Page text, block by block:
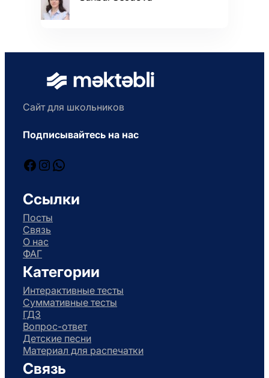
Сайт для школьников
Подписывайтесь на нас
Facebook
Instagram
WhatsApp
Ссылки
Посты
Связь
О нас
ФАГ
Категории
Интерактивные тесты
Суммативные тесты
ГДЗ
Вопрос-ответ
Детские песни
Материал для распечатки
Связь